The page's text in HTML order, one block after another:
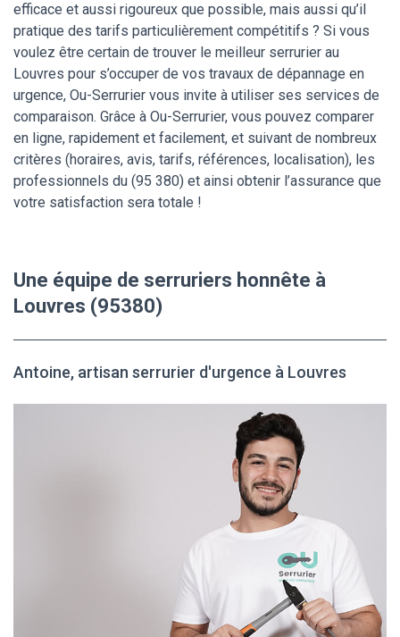
efficace et aussi rigoureux que possible, mais aussi qu’il
pratique des tarifs particulièrement compétitifs ? Si vous
voulez être certain de trouver le meilleur serrurier au
Louvres pour s’occuper de vos travaux de dépannage en
urgence, Ou-Serrurier vous invite à utiliser ses services de
comparaison. Grâce à Ou-Serrurier, vous pouvez comparer
en ligne, rapidement et facilement, et suivant de nombreux
critères (horaires, avis, tarifs, références, localisation), les
professionnels du (95 380) et ainsi obtenir l’assurance que
votre satisfaction sera totale !
Une équipe de serruriers honnête à
Louvres (95380)
Antoine, artisan serrurier d'urgence à Louvres